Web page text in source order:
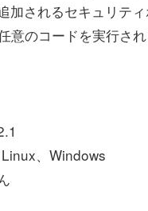
加されるセキュリテ
のコードを実行され
、Windows